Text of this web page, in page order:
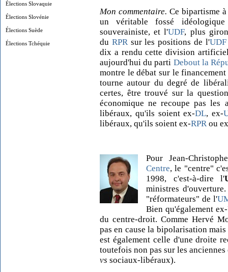
Élections Slovaquie
Élections Slovénie
Élections Suède
Élections Tchéquie
Mon commentaire. Ce bipartisme
un véritable fossé
souverainiste, et l'UDF, plus
du RPRsur les positions de l'UDF
dix a rendu cette division
aujourd'hui du parti Debout la
montre le débat sur le
tourne autour du degré de
certes, être trouvé sur la
économique ne recoupe pas les
libéraux, qu'ils soient ex-DL, ex-
libéraux, qu'ils soient ex-RPRou
Pour Jean-
Centre, le "centre"
1998, c'est-à-dire l'
ministres
"réformateurs" de l'
Bien qu'également ex-
du centre-droit. Comme Hervé
pas en cause la bipolarisation
est également celle d'une droite
toutefois non pas sur les
vs sociaux-libéraux).